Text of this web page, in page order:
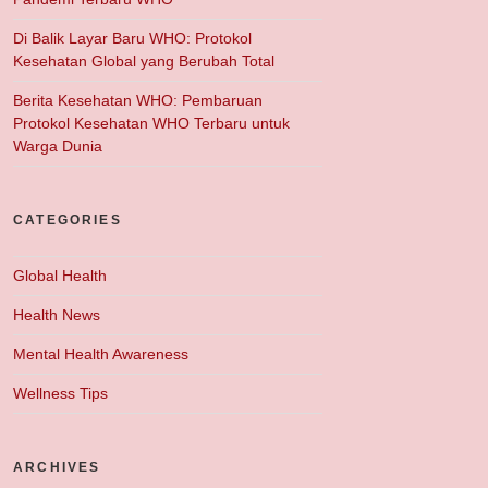
Di Balik Layar Baru WHO: Protokol
Kesehatan Global yang Berubah Total
Berita Kesehatan WHO: Pembaruan
Protokol Kesehatan WHO Terbaru untuk
Warga Dunia
CATEGORIES
Global Health
Health News
Mental Health Awareness
Wellness Tips
ARCHIVES